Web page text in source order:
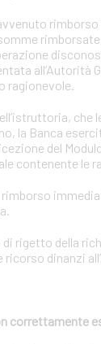
all’Autorità
ragionevole.
la Banca
del
contenente le
di rigetto della
dinanzi
correttamente